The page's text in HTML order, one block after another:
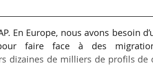
En Europe, nous avons besoin
faire face à des
dizaines de milliers de profils de